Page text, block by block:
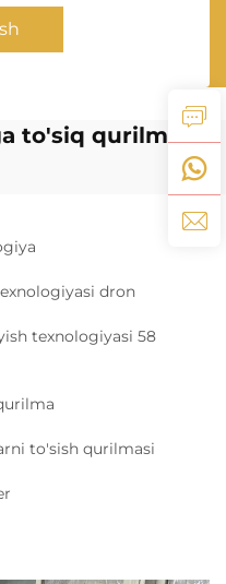
to'siq qurilma
dron
texnologiyasi 58
to'sish qurilmasi